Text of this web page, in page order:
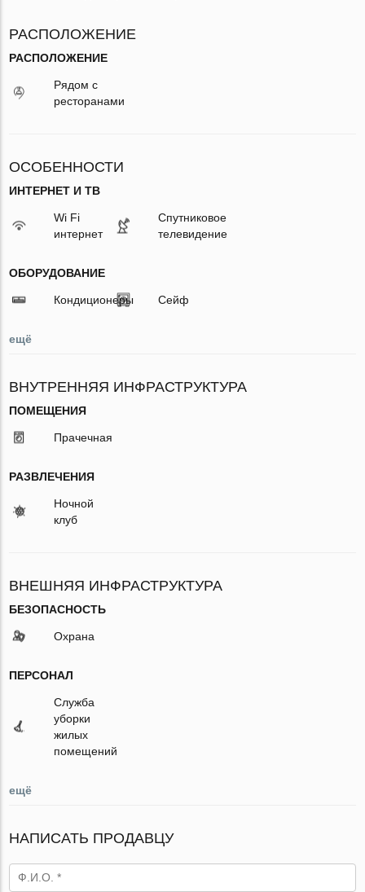
РАСПОЛОЖЕНИЕ
РАСПОЛОЖЕНИЕ
Рядом с
ресторанами
ОСОБЕННОСТИ
ИНТЕРНЕТ И ТВ
Wi Fi
интернет
Спутниковое
телевидение
ОБОРУДОВАНИЕ
Кондиционеры Сейф
ещё
ВНУТРЕННЯЯ ИНФРАСТРУКТУРА
ПОМЕЩЕНИЯ
Прачечная
РАЗВЛЕЧЕНИЯ
Ночной
клуб
ВНЕШНЯЯ ИНФРАСТРУКТУРА
БЕЗОПАСНОСТЬ
Охрана
ПЕРСОНАЛ
Служба
уборки
жилых
помещений
ещё
НАПИСАТЬ ПРОДАВЦУ